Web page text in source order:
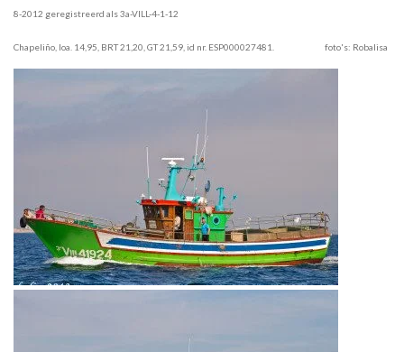
8-2012 geregistreerd als 3a-VILL-4-1-12
Chapeliño, loa. 14,95, BRT 21,20, GT 21,59, id nr. ESP000027481. foto's: Robalisa